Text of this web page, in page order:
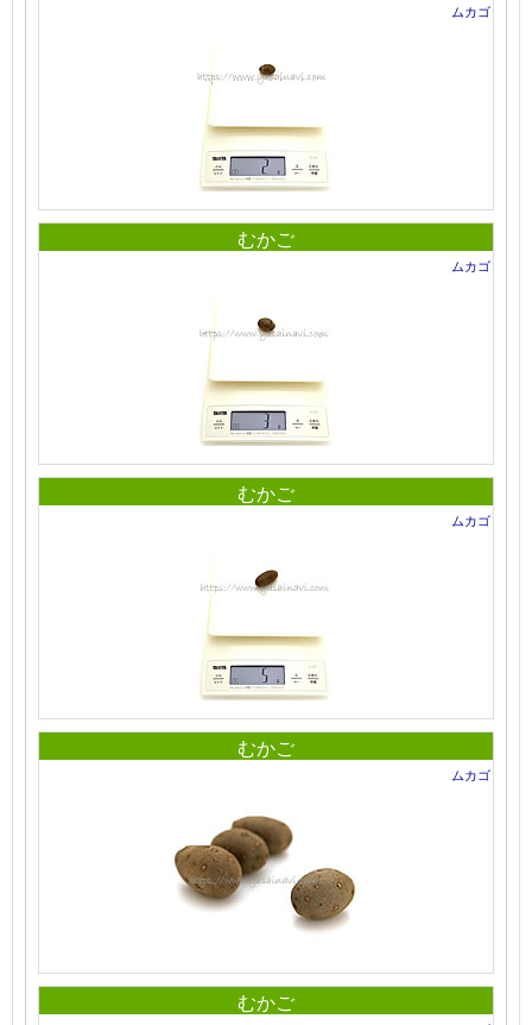
ムカゴ
むかご
ムカゴ
むかご
ムカゴ
むかご
ムカゴ
むかご